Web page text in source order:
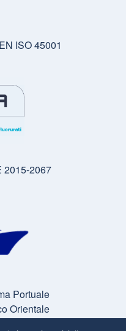
ISO 45001
2015-2067
Portuale
Orientale